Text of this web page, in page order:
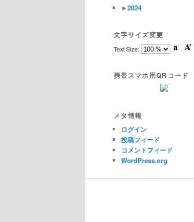
►2024
文字サイズ変更
Text Size:
携帯スマホ用QRコード
メタ情報
ログイン
投稿フィード
コメントフィード
WordPress.org